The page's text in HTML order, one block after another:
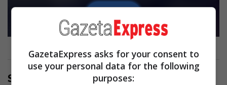
Share Now
GazetaExpress asks for your consent to
use your personal data for the following
purposes: